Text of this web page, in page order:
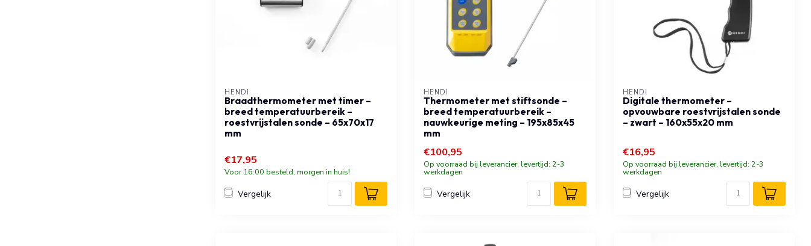
HENDI
Braadthermometer met timer –
breed temperatuurbereik –
roestvrijstalen sonde – 65x70x17
mm
€17,95
Voor 16:00 besteld, morgen in huis!
Vergelijk
HENDI
Thermometer met stiftsonde –
breed temperatuurbereik –
nauwkeurige meting – 195x85x45
mm
€100,95
Op voorraad bij leverancier, levertijd: 2-3
werkdagen
Vergelijk
HENDI
Digitale thermometer –
opvouwbare roestvrijstalen sonde
– zwart – 160x55x20 mm
€16,95
Op voorraad bij leverancier, levertijd: 2-3
werkdagen
Vergelijk